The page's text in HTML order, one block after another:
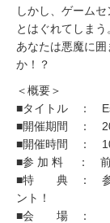
しかし、ゲーム
とはぐれてしまう
あなたは悪魔に
か！？
＜概要＞
■タイトル ：
■開催期間 ：
■開催時間 ：
■参 加 料 ： 前
■特 典 ： 参加
ント！
■会 場 ：